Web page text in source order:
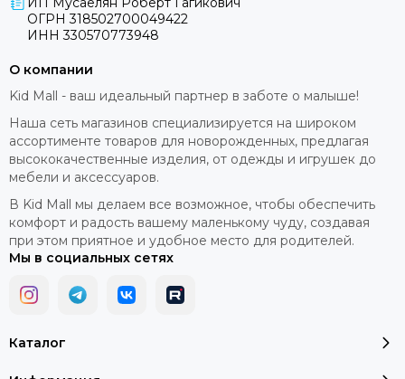
ОГРН 318502700049422
ИНН 330570773948
Каталог
О компании
Kid Mall - ваш идеальный партнер в заботе о малыше!
Наша сеть магазинов специализируется на широком
ассортименте товаров для новорожденных, предлагая
высококачественные изделия, от одежды и игрушек до
мебели и аксессуаров.
В Kid Mall мы делаем все возможное, чтобы обеспечить
комфорт и радость вашему маленькому чуду, создавая
при этом приятное и удобное место для родителей.
Мы в социальных сетях